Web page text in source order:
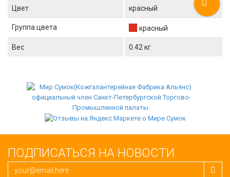
Цвет красный
Группа цвета красный
Вес 0.42 кг
ПОДПИСАТЬСЯ НА НОВОСТИ